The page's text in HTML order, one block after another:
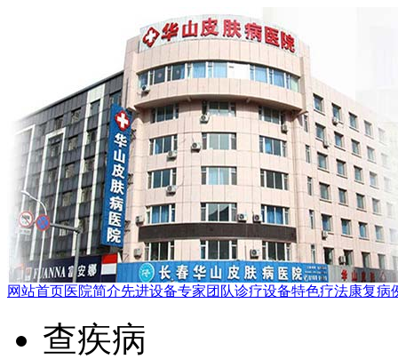
网站首页医院简介先进设备专家团队诊疗设备特色疗法康复病
查疾病